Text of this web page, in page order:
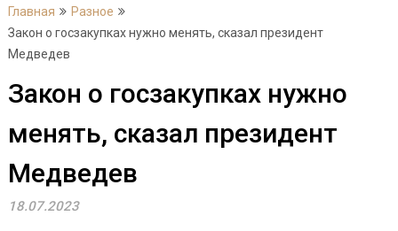
Главная
Разное
Закон о госзакупках нужно менять, сказал президент
Медведев
Закон о госзакупках нужно
менять, сказал президент
Медведев
18.07.2023